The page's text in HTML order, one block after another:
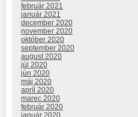
február 2021
január 2021
december 2020
november 2020
október 2020
september 2020
august 2020
júl 2020
jún 2020
máj 2020
apríl 2020
marec 2020
február 2020
január 2020